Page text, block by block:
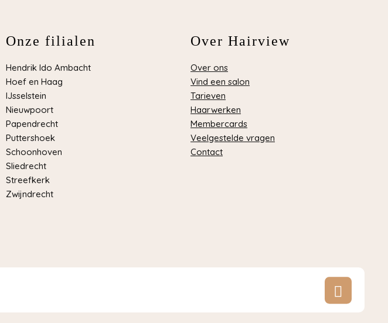
Onze filialen
Hendrik Ido Ambacht
Hoef en Haag
IJsselstein
Nieuwpoort
Papendrecht
Puttershoek
Schoonhoven
Sliedrecht
Streefkerk
Zwijndrecht
Over Hairview
Over ons
Vind een salon
Tarieven
Haarwerken
Membercards
Veelgestelde vragen
Contact